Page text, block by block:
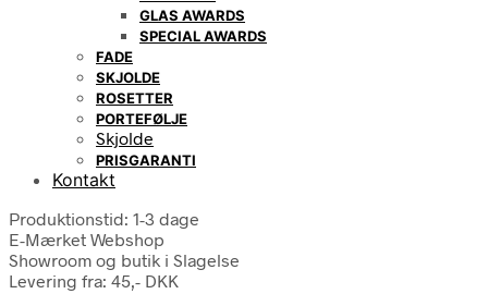
GLAS AWARDS
SPECIAL AWARDS
FADE
SKJOLDE
ROSETTER
PORTEFØLJE
Skjolde
PRISGARANTI
Kontakt
Produktionstid: 1-3 dage
E-Mærket Webshop
Showroom og butik i Slagelse
Levering fra: 45,- DKK